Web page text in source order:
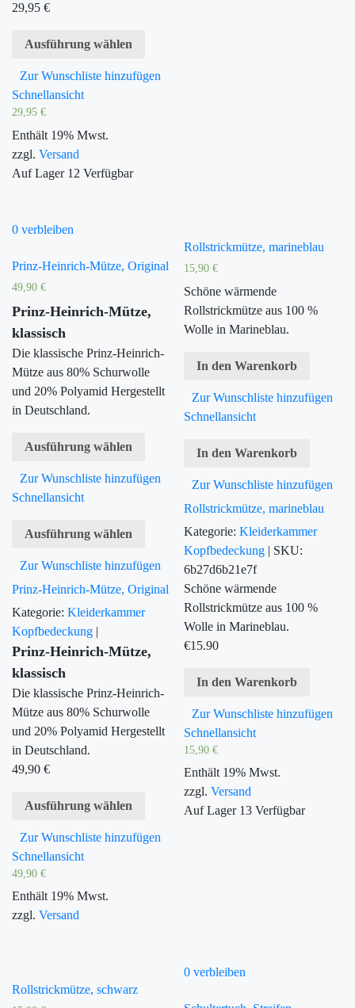
29,95 €
Ausführung wählen
Zur Wunschliste hinzufügen
Schnellansicht
29,95 €
Enthält 19% Mwst.
zzgl. Versand
Auf Lager12 Verfügbar
0 verbleiben
Prinz-Heinrich-Mütze, Original
49,90 €
Prinz-Heinrich-Mütze,
klassisch
Die klassische Prinz-Heinrich-
Mütze aus 80% Schurwolle
und 20% Polyamid Hergestellt
in Deutschland.
Ausführung wählen
Zur Wunschliste hinzufügen
Schnellansicht
Ausführung wählen
Zur Wunschliste hinzufügen
Prinz-Heinrich-Mütze, Original
Kategorie: Kleiderkammer
Kopfbedeckung |
Prinz-Heinrich-Mütze,
klassisch
Die klassische Prinz-Heinrich-
Mütze aus 80% Schurwolle
und 20% Polyamid Hergestellt
in Deutschland.
49,90 €
Ausführung wählen
Zur Wunschliste hinzufügen
Schnellansicht
49,90 €
Enthält 19% Mwst.
zzgl. Versand
Rollstrickmütze, marineblau
15,90€
Schöne wärmende
Rollstrickmütze aus 100 %
Wolle in Marineblau.
In den Warenkorb
Zur Wunschliste hinzufügen
Schnellansicht
In den Warenkorb
Zur Wunschliste hinzufügen
Rollstrickmütze, marineblau
Kategorie: Kleiderkammer
Kopfbedeckung | SKU:
6b27d6b21e7f
Schöne wärmende
Rollstrickmütze aus 100 %
Wolle in Marineblau.
€15.90
In den Warenkorb
Zur Wunschliste hinzufügen
Schnellansicht
15,90€
Enthält 19% Mwst.
zzgl.Versand
Auf Lager13Verfügbar
Rollstrickmütze, schwarz
0 verbleiben